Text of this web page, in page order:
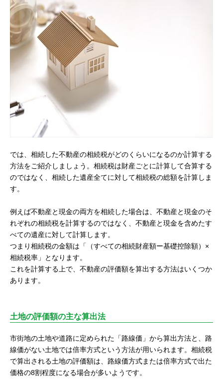
では、相続した不動産の相続税がどのくらいになるのか計算する
方法をご紹介しましょう。相続税は財産ごとに計算して合算する
のではなく、相続した遺産全てに対して相続税の総額を計算しま
す。
例えば不動産と現金の両方を相続した場合は、不動産と現金のそ
れぞれの相続税を計算するのではなく、不動産と現金を含めたす
べての遺産に対して計算します。
つまり相続税の金額は「（すべての相続財産額ー基礎控除額）×
相続税率」となります。
これを計算する上で、不動産の評価額を算出する方法はいくつか
あります。
土地の評価額の主な算出法
市街地の土地や道路に定められた「路線価」から算出方法と、路
線価がない土地では倍率方式という方法が用いられます。相続税
で算出される土地の評価額は、路線価方式または倍率方式で出た
価格の8割程度になる場合が多いようです。